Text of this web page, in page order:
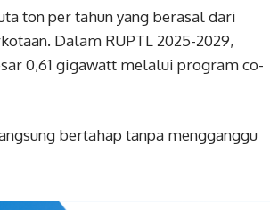
ton per tahun yang berasal dari
Dalam RUPTL 2025-2029,
0,61 gigawatt melalui program co-
bertahap tanpa mengganggu